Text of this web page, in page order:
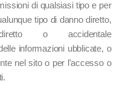
di qualsiasi tipo e per
tipo di danno diretto,
o accidentale
informazioni ubblicate, o
nel sito o per l'accesso o